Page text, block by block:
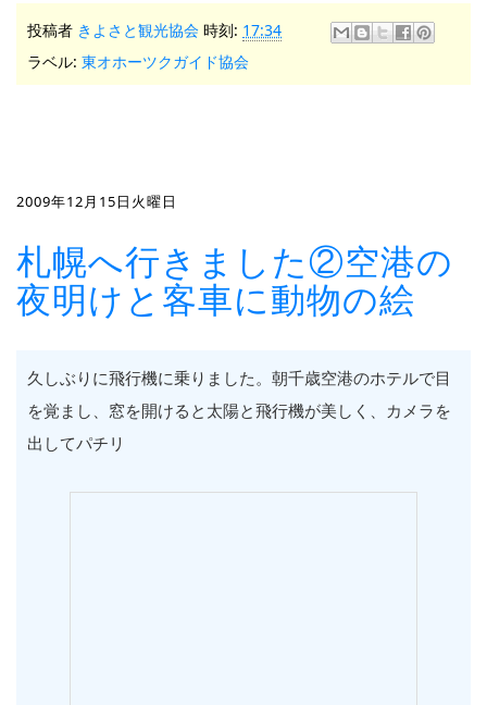
投稿者 きよさと観光協会 時刻: 17:34
ラベル: 東オホーツクガイド協会
2009年12月15日火曜日
札幌へ行きました②空港の
夜明けと客車に動物の絵
久しぶりに飛行機に乗りました。朝千歳空港のホテルで目
を覚まし、窓を開けると太陽と飛行機が美しく、カメラを
出してパチリ